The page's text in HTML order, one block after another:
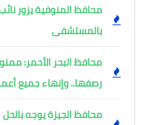
محافظ المنوفية يزور
بالمستشفى
محافظ البحر الأحمر:
رصفها.. وإنهاء جميع
محافظ الجيزة يوجه